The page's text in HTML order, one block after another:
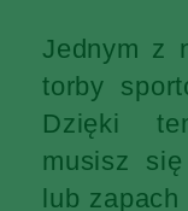
Jednym z
torby
Dzięki
musisz
lub